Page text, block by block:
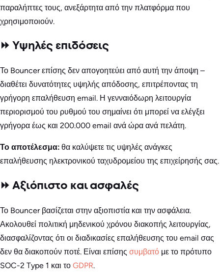
παραλήπτες τους, ανεξάρτητα από την πλατφόρμα που
χρησιμοποιούν.
⏩ Υψηλές επιδόσεις
Το Bouncer επίσης δεν απογοητεύει από αυτή την άποψη –
διαθέτει δυνατότητες υψηλής απόδοσης, επιτρέποντας τη
γρήγορη επαλήθευση email. Η γενναιόδωρη λειτουργία
περιορισμού του ρυθμού του σημαίνει ότι μπορεί να ελέγξει
γρήγορα έως και 200.000 email ανά ώρα ανά πελάτη.
Το αποτέλεσμα: θα καλύψετε τις υψηλές ανάγκες
επαλήθευσης ηλεκτρονικού ταχυδρομείου της επιχείρησής σας.
⏩ Αξιόπιστο και ασφαλές
Το Bouncer βασίζεται στην αξιοπιστία και την ασφάλεια.
Ακολουθεί πολιτική μηδενικού χρόνου διακοπής λειτουργίας,
διασφαλίζοντας ότι οι διαδικασίες επαλήθευσης του email σας
δεν θα διακοπούν ποτέ. Είναι επίσης συμβατό με το πρότυπο
SOC-2 Type 1 και το GDPR.